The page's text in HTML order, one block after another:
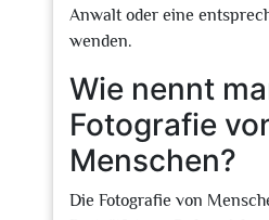
Anwalt oder eine
wenden.
Wie nennt
Fotografie
Menschen?
Die Fotografie von